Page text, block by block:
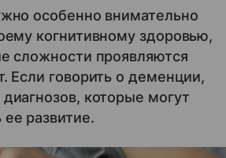
особенно внимательно
когнитивному здоровью,
сложности проявляются
Если говорить о деменции,
которые могут
развитие.